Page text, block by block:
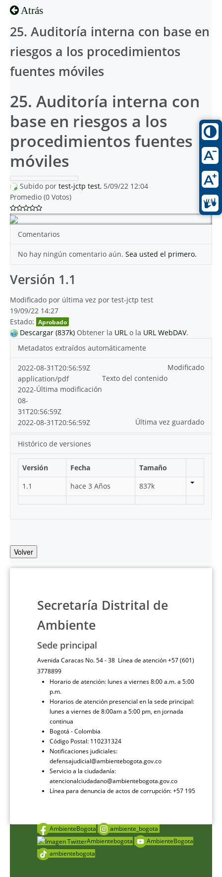
Atrás
25. Auditoría interna con base en
riesgos a los procedimientos
fuentes móviles
25. Auditoría interna con
base en riesgos a los
procedimientos fuentes
móviles
Subido por test-jctp test, 5/09/22 12:04
Promedio (0 Votos)
Comentarios
No hay ningún comentario aún. Sea usted el primero.
Versión 1.1
Modificado por última vez por test-jctp test
19/09/22 14:27
Estado: Aprobado
Descargar (837k) Obtener la URL o la URL WebDAV.
Metadatos extraídos automáticamente
Modificado
2022-08-31T20:56:59Z
Texto del contenido
application/pdf
Última modificación
2022-
08-
31T20:56:59Z
Última vez guardado
2022-08-31T20:56:59Z
Histórico de versiones
Versión Fecha
Tamaño
1.1
hace 3 Años 837k
Volver
Secretaría Distrital de
Ambiente
Sede principal
Avenida Caracas No. 54 - 38 Línea de atención +57 (601)
3778899
Horario de atención: lunes a viernes 8:00 a.m. a 5:00
p.m.
Horarios de atención presencial en la sede principal:
lunes a viernes de 8:00am a 5:00 pm, en jornada
continua
Bogotá - Colombia
Código Postal: 110231324
Notificaciones judiciales:
defensajudicial@ambientebogota.gov.co
Servicio a la ciudadanía:
atencionalciudadano@ambientebogota.gov.co
Línea para denuncia de actos de corrupción: +57 195
AmbienteBogota
ambiente_bogota
Ambientebogota
AmbienteBogota
ambientebogota